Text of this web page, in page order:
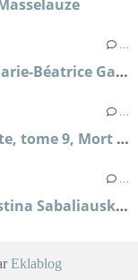
La falaise de la Repentie, tome 1 ; Marie-Béatrice Gauvin
Au service secret de Marie-Antoinette, tome 9, Mort sur le fil ; Frédéric Lenormand
L'impératrice de Pierre, tome 1 ; Kristina Sabaliauskaitė
Eklablog